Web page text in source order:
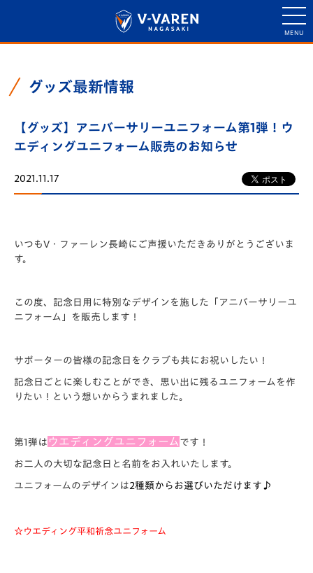
グッズ最新情報
【グッズ】アニバーサリーユニフォーム第1弾！ウ
エディングユニフォーム販売のお知らせ
2021.11.17
いつもV・ファーレン長崎にご声援いただきありがとうございま
す。
この度、記念日用に特別なデザインを施した「アニバーサリーユ
ニフォーム」を販売します！
サポーターの皆様の記念日をクラブも共にお祝いしたい！
記念日ごとに楽しむことができ、思い出に残るユニフォームを作
りたい！という想いからうまれました。
第1弾は ウエディングユニフォーム です！
お二人の大切な記念日と名前をお入れいたします。
ユニフォームのデザインは2種類 からお選びいただけます♪
☆ウエディング平和祈念ユニフォーム